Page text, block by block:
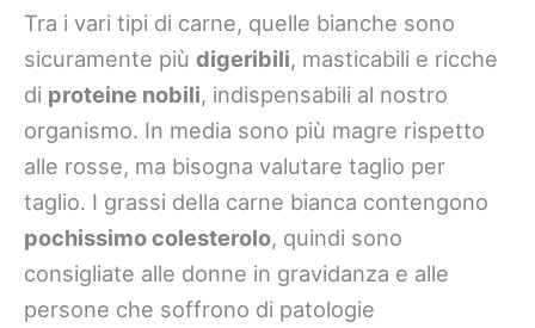
Tra i vari tipi di carne, quelle bianche sono
sicuramente più digeribili, masticabili e ricche
di proteine nobili, indispensabili al nostro
organismo. In media sono più magre rispetto
alle rosse, ma bisogna valutare taglio per
taglio. I grassi della carne bianca contengono
pochissimo colesterolo, quindi sono
consigliate alle donne in gravidanza e alle
persone che soffrono di patologie